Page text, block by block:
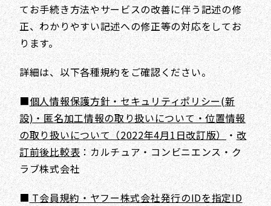
てお手続き方法やサービスの改善に伴う記述の修
正、わかりやすい記述への修正等の対応をしてお
ります。
詳細は、以下各種規約をご確認ください。
■個人情報保護方針・セキュリティポリシー(新
設)・匿名加工情報の取り扱いについて・位置情報
の取り扱いについて（2022年4月1日改訂版） ・改
訂前後比較表：カルチュア・コンビニエンス・ク
ラブ株式会社
■T会員規約・ヤフー株式会社発行のIDを指定ID